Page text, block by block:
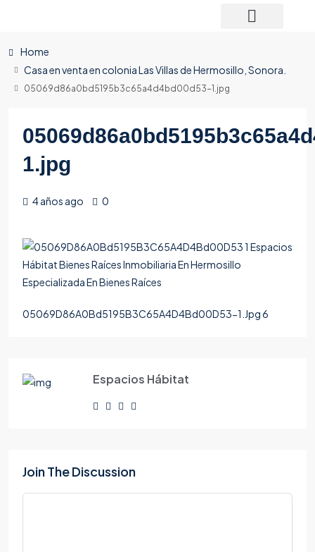
Home
Casa en venta en colonia Las Villas de Hermosillo, Sonora.
05069d86a0bd5195b3c65a4d4bd00d53-1.jpg
1.jpg
4 años ago 0
05069D86A0Bd5195B3C65A4D4Bd00D53-1.Jpg 6
Espacios Hábitat
Join The Discussion